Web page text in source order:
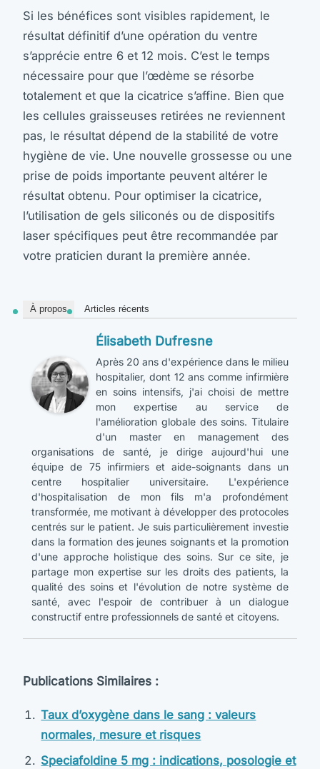
Si les bénéfices sont visibles rapidement, le
résultat définitif d’une opération du ventre
s’apprécie entre 6 et 12 mois. C’est le temps
nécessaire pour que l’œdème se résorbe
totalement et que la cicatrice s’affine. Bien que
les cellules graisseuses retirées ne reviennent
pas, le résultat dépend de la stabilité de votre
hygiène de vie. Une nouvelle grossesse ou une
prise de poids importante peuvent altérer le
résultat obtenu. Pour optimiser la cicatrice,
l’utilisation de gels siliconés ou de dispositifs
laser spécifiques peut être recommandée par
votre praticien durant la première année.
À propos Articles récents
Élisabeth Dufresne
Après 20 ans d'expérience dans le milieu
hospitalier, dont 12 ans comme infirmière
en soins intensifs, j'ai choisi de mettre
mon expertise au service de
l'amélioration globale des soins. Titulaire
d'un master en management des
organisations de santé, je dirige aujourd'hui une
équipe de 75 infirmiers et aide-soignants dans un
centre hospitalier universitaire. L'expérience
d'hospitalisation de mon fils m'a profondément
transformée, me motivant à développer des protocoles
centrés sur le patient. Je suis particulièrement investie
dans la formation des jeunes soignants et la promotion
d'une approche holistique des soins. Sur ce site, je
partage mon expertise sur les droits des patients, la
qualité des soins et l'évolution de notre système de
santé, avec l'espoir de contribuer à un dialogue
constructif entre professionnels de santé et citoyens.
Publications Similaires :
Taux d’oxygène dans le sang : valeurs
normales, mesure et risques
Speciafoldine 5 mg : indications, posologie et